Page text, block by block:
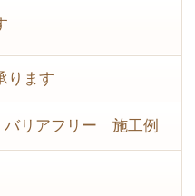
ります
バリアフリー 施工例